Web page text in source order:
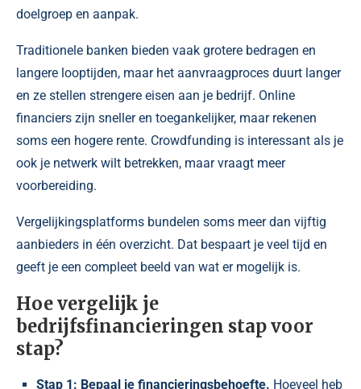
doelgroep en aanpak.
Traditionele banken bieden vaak grotere bedragen en
langere looptijden, maar het aanvraagproces duurt langer
en ze stellen strengere eisen aan je bedrijf. Online
financiers zijn sneller en toegankelijker, maar rekenen
soms een hogere rente. Crowdfunding is interessant als je
ook je netwerk wilt betrekken, maar vraagt meer
voorbereiding.
Vergelijkingsplatforms bundelen soms meer dan vijftig
aanbieders in één overzicht. Dat bespaart je veel tijd en
geeft je een compleet beeld van wat er mogelijk is.
Hoe vergelijk je
bedrijfsfinancieringen stap voor
stap?
Stap 1: Bepaal je financieringsbehoefte. Hoeveel heb